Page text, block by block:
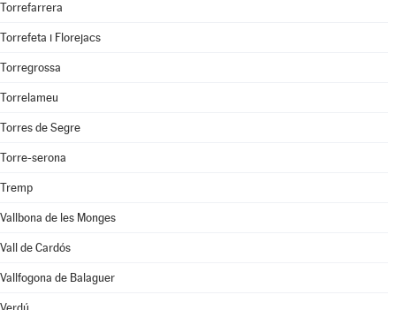
Torrefarrera
Torrefeta i Florejacs
Torregrossa
Torrelameu
Torres de Segre
Torre-serona
Tremp
Vallbona de les Monges
Vall de Cardós
Vallfogona de Balaguer